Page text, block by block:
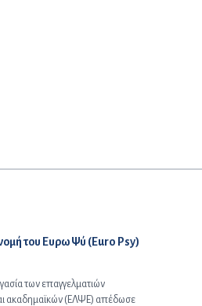
του Ευρω Ψύ (Euro Psy)
των επαγγελματιών
ακαδημαϊκών (ΕΛΨΕ) απέδωσε